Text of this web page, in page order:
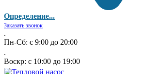
Определение...
Заказать звонок
.
Пн-Сб: с 9:00 до 20:00
.
Воскр: с 10:00 до 19:00